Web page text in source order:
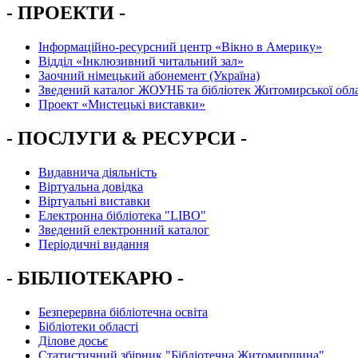
- ПРОЕКТИ -
Інформаційно-ресурсний центр «Вікно в Америку»
Вiддiл «Інклюзивний читальний зал»
Заочний німецький абонемент (Україна)
Зведений каталог ЖОУНБ та бібліотек Житомирської
Проект «Мистецькі виставки»
- ПОСЛУГИ & РЕСУРСИ -
Видавнича діяльність
Віртуальна довідка
Віртуальні виставки
Електронна бібліотека "LIBO"
Зведений електронний каталог
Періодичні видання
- БІБЛІОТЕКАРЮ -
Безперервна бібліотечна освіта
Бібліотеки області
Ділове досьє
Статистичний збірник "Бібліотечна Житомирщина"